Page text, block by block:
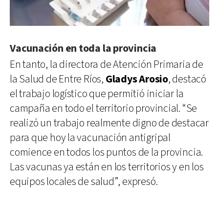
Vacunación en toda la provincia
En tanto, la directora de Atención Primaria de
la Salud de Entre Ríos, Gladys Arosio, destacó
el trabajo logístico que permitió iniciar la
campaña en todo el territorio provincial. “Se
realizó un trabajo realmente digno de destacar
para que hoy la vacunación antigripal
comience en todos los puntos de la provincia.
Las vacunas ya están en los territorios y en los
equipos locales de salud”, expresó.